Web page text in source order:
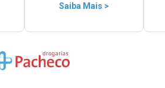
Saiba Mais >
a Home